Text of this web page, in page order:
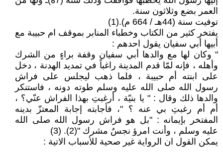
العمر بضع وثلاثون سنة.
توفيت سنة (44هـ / 664 م).(1)
يفتخر كثير من الكتاب وخطباء المنابر بموقف ام حبيبة مع
أبيها أبي سفيان يقول احدهم :
" وكان لها مع والدها أبي سفيان وقفة براءٍ من الشرك
وأهله ، فإنه لمّا قدم المدينة راغباً في تمديد الهدنة ، دخل
على ابنته أم حبيبة ، فلما ذهب ليجلس على فراش
رسول الله صلى الله عليه وسلم طوته دونه ، فاستنكر
والدها ذلك وقال : " يا بنيّة ، أرغبتِ بهذا الفراش عنّي؟ ،
أم أم رغبتِ بي عنه ؟ "، فأجابته إجابة المعتزّ بدينه
المفتخر بإيمانه : "بل هو فراش رسول الله صلى الله
عليه وسلم ، وأنت امرؤ نجسٌ مشرك "(2). (3)
يمكن القول ان الرواية غير صحية للأسباب الاتية :